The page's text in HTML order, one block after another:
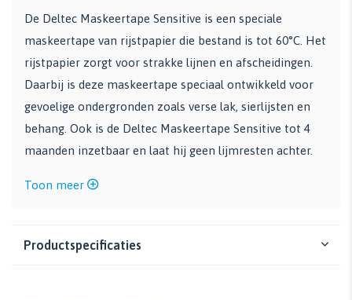
De Deltec Maskeertape Sensitive is een speciale
maskeertape van rijstpapier die bestand is tot 60°C. Het
rijstpapier zorgt voor strakke lijnen en afscheidingen.
Daarbij is deze maskeertape speciaal ontwikkeld voor
gevoelige ondergronden zoals verse lak, sierlijsten en
behang. Ook is de Deltec Maskeertape Sensitive tot 4
maanden inzetbaar en laat hij geen lijmresten achter.
Toon meer
Productspecificaties